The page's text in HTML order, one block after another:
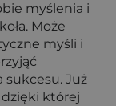
myślenia i
Może
myśli i
sukcesu. Już
dzięki której